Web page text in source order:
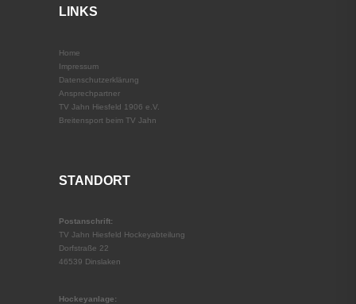
LINKS
Home
Impressum
Datenschutz­erklärung
Ansprechpartner
TV Jahn Hiesfeld 1906 e.V.
Breitensport beim TV Jahn
STANDORT
Postanschrift:
TV Jahn Hiesfeld Hockeyabteilung
Dorfstraße 22
46539 Dinslaken
Hockeyanlage: